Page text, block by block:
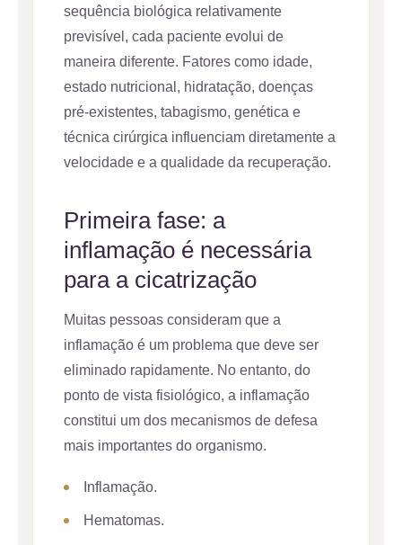
sequência biológica relativamente
previsível, cada paciente evolui de
maneira diferente. Fatores como idade,
estado nutricional, hidratação, doenças
pré-existentes, tabagismo, genética e
técnica cirúrgica influenciam diretamente a
velocidade e a qualidade da recuperação.
Primeira fase: a
inflamação é necessária
para a cicatrização
Muitas pessoas consideram que a
inflamação é um problema que deve ser
eliminado rapidamente. No entanto, do
ponto de vista fisiológico, a inflamação
constitui um dos mecanismos de defesa
mais importantes do organismo.
Inflamação.
Hematomas.